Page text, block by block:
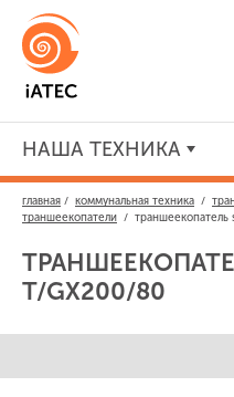
НАША ТЕХНИКА
главная / коммунальная техника /
траншеекопатели /
T/GX200/80